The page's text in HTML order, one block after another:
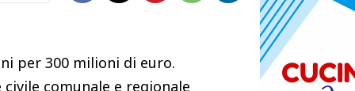
per 300 milioni di euro.
comunale e regionale